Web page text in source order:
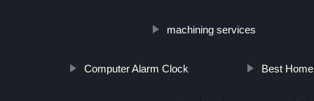
machining services
Computer Alarm Clock Best